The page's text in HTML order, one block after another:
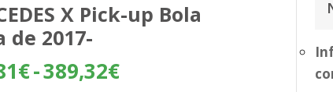
X Pick-up Bola
de 2017-
€-389,32€Rango